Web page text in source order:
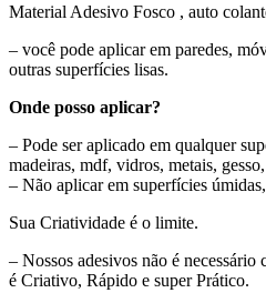
Material Adesivo Fosco , auto
– você pode aplicar em paredes,
outras superfícies lisas.
Onde posso aplicar?
– Pode ser aplicado em qualquer
madeiras, mdf, vidros, metais,
– Não aplicar em superfícies
Sua Criatividade é o limite.
– Nossos adesivos não é necessário
é Criativo, Rápido e super Prático.